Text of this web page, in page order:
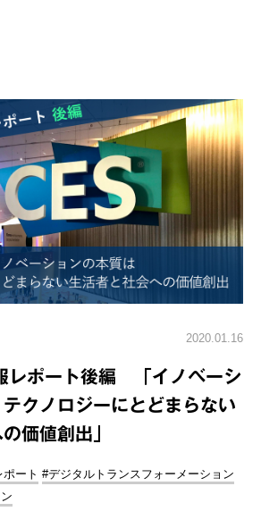
2020.01.16
ポート後編 「イノベーシ
クノロジーにとどまらない
価値創出」
ート #デジタルトランスフォーメーション